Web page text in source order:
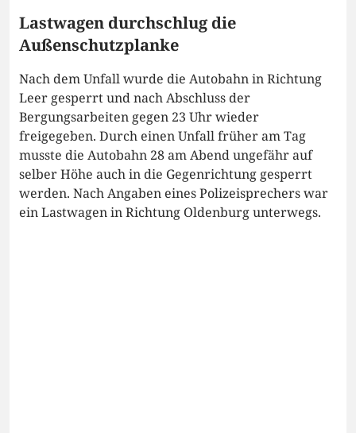
Lastwagen durchschlug die
Außenschutzplanke
Nach dem Unfall wurde die Autobahn in Richtung
Leer gesperrt und nach Abschluss der
Bergungsarbeiten gegen 23 Uhr wieder
freigegeben. Durch einen Unfall früher am Tag
musste die Autobahn 28 am Abend ungefähr auf
selber Höhe auch in die Gegenrichtung gesperrt
werden. Nach Angaben eines Polizeisprechers war
ein Lastwagen in Richtung Oldenburg unterwegs.